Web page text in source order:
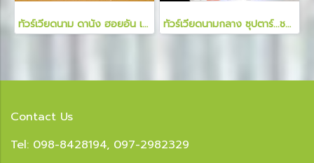
ทัวร์เวียดนาม ดานัง ฮอยอัน เว้ เที่ยวครบพักบานาฮิลล์ 4 วัน 3 คืน ทัวร์เวียดนามกลาง ซุปตาร์...ชอบจัง ดานัง บานาฮิลล์ 4 วัน 3 คืน
Contact Us
Tel: 098-8428194, 097-2982329